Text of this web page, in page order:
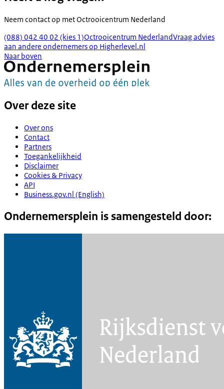
Neem contact op metOctrooicentrum Nederland
(088) 042 40 02 (kies 1)Octrooicentrum NederlandVraag advies
aan andere ondernemers op Higherlevel.nl
Naar boven
Over deze site
Over ons
Contact
Partners
Toegankelijkheid
Disclaimer
Cookies & Privacy
API
Business.gov.nl (English)
Ondernemersplein is samengesteld door: